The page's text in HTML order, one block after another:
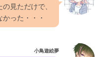
見ただけで、
った・・・
小鳥遊絵夢